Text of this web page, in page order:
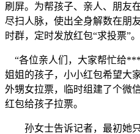
刷屏。为帮孩子、亲人、朋友
尽扫人脉，使出全身解数在朋
时群，定时发放红包“求投票”。
“各位亲人们，大家帮忙给
姐姐的孩子，小小红包希望大
外甥女拉票，临时组建了个微
红包给孩子拉票。
孙女士告诉记者，最初她只